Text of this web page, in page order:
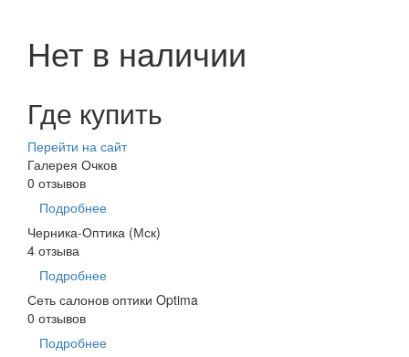
Нет в наличии
Где купить
Перейти на сайт
Галерея Очков
0 отзывов
Подробнее
Черника-Оптика (Мск)
4 отзыва
Подробнее
Сеть салонов оптики Optima
0 отзывов
Подробнее